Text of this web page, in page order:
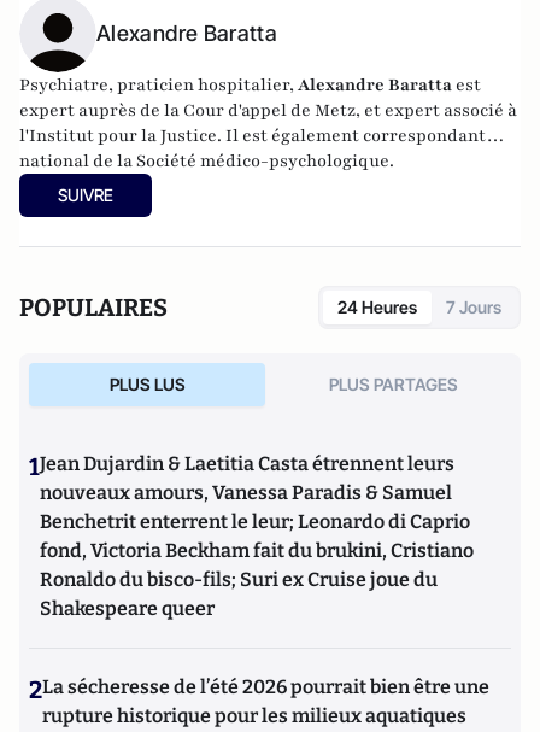
Alexandre Baratta
Psychiatre, praticien hospitalier, Alexandre Baratta est
expert auprès de la Cour d'appel de Metz, et expert associé à
l'Institut pour la Justice. Il est également correspondant
national de laSociété médico-psychologique.
SUIVRE
POPULAIRES 24 Heures 7 Jours
PLUS LUS PLUS PARTAGES
1Jean Dujardin & Laetitia Casta étrennent leurs
nouveaux amours, Vanessa Paradis & Samuel
Benchetrit enterrent le leur; Leonardo di Caprio
fond, Victoria Beckham fait du brukini, Cristiano
Ronaldo du bisco-fils; Suri ex Cruise joue du
Shakespeare queer
2La sécheresse de l’été 2026 pourrait bien être une
rupture historique pour les milieux aquatiques